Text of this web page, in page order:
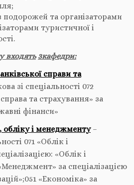
подорожей та організаторами
туристичної і
входять 3кафедри:
справи та
зі спеціальності 072
та страхування» за
фінанси»
і менеджменту–
071 «Облік і
«Облік і
за спеціалізацією
«Економіка» за